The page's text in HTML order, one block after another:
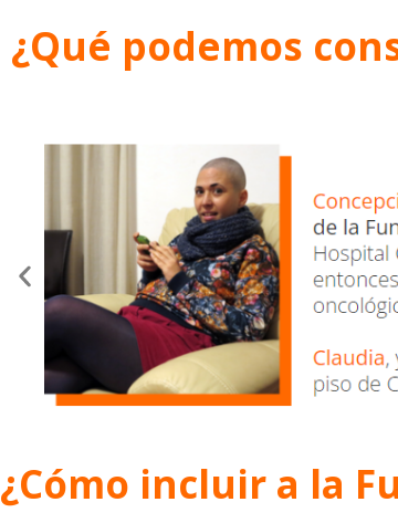
¿Qué podemos
¿Cómo incluir a la